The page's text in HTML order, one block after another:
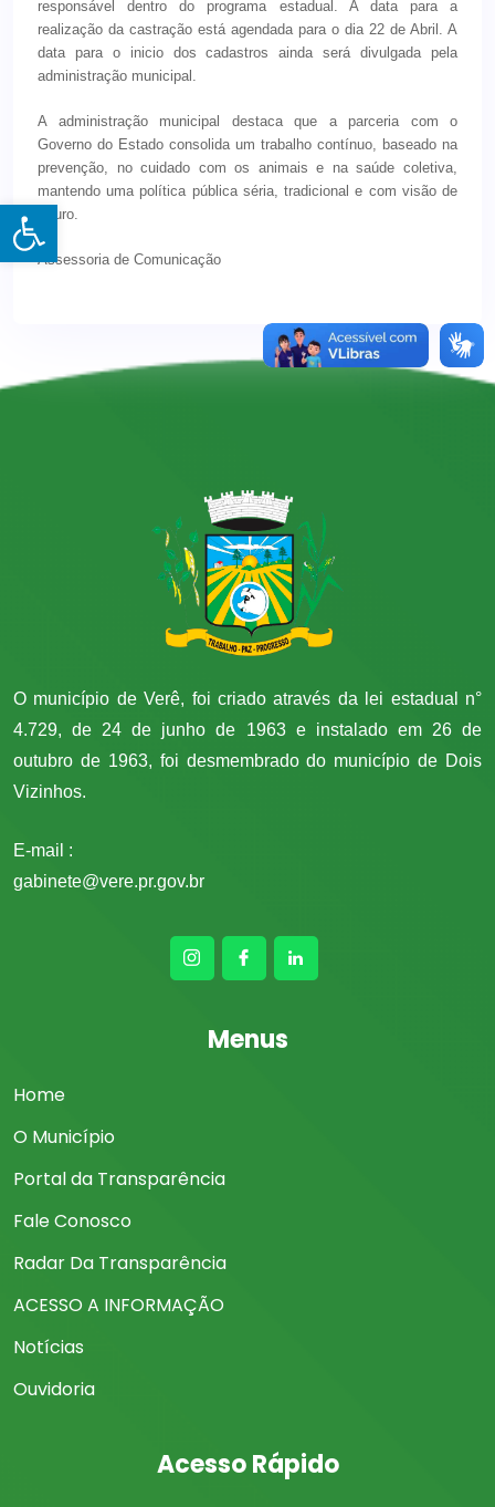
Open toolbar
responsável dentro do programa estadual. A data para a
realização da castração está agendada para o dia 22 de Abril. A
data para o inicio dos cadastros ainda será divulgada pela
administração municipal.
A administração municipal destaca que a parceria com o
Governo do Estado consolida um trabalho contínuo, baseado na
prevenção, no cuidado com os animais e na saúde coletiva,
mantendo uma política pública séria, tradicional e com visão de
futuro.
Assessoria de Comunicação
O município de Verê, foi criado através da lei estadual n°
4.729, de 24 de junho de 1963 e instalado em 26 de
outubro de 1963, foi desmembrado do município de Dois
Vizinhos.
E-mail :
gabinete@vere.pr.gov.br
Menus
Home
O Município
Portal da Transparência
Fale Conosco
Radar Da Transparência
ACESSO A INFORMAÇÃO
Notícias
Ouvidoria
Acesso Rápido